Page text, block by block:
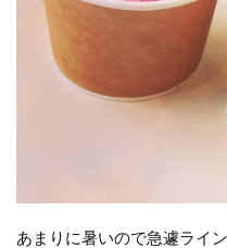
あまりに暑いので急遽ライ